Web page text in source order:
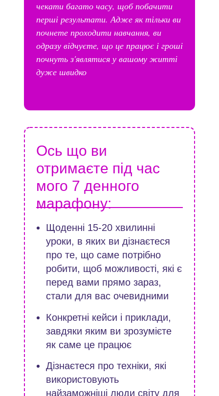
чекати багато часу, щоб побачити
перші результати. Адже як тільки ви
почнете проходити навчання, ви
одразу відчуєте, що це працює і гроші
почнуть з'являтися у вашому житті
дуже швидко
Щоденні 15-20 хвилинні
уроки, в яких ви дізнаєтеся
про те, що саме потрібно
робити, щоб можливості, які є
перед вами прямо зараз,
стали для вас очевидними
Ось що ви
отримаєте під час
мого 7 денного
марафону:
Конкретні кейси і приклади,
завдяки яким ви зрозумієте
як саме це працює
Дізнаєтеся про техніки, які
використовують
найзаможніші люди світу для